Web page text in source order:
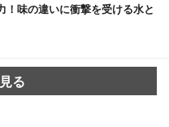
！味の違いに衝撃を受ける水と
る